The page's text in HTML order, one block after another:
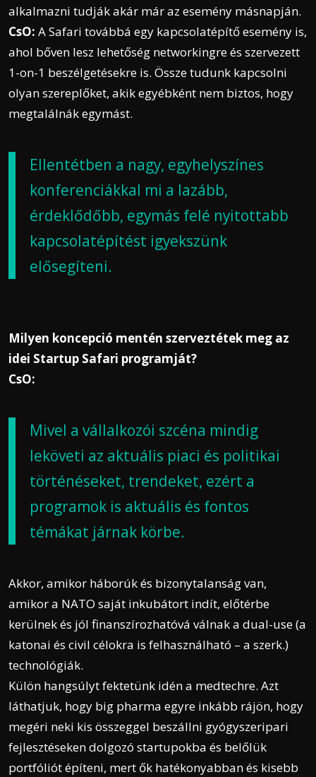
alkalmazni tudják akár már az esemény másnapján.
CsO: A Safari továbbá egy kapcsolatépítő esemény is,
ahol bőven lesz lehetőség networkingre és szervezett
1-on-1 beszélgetésekre is. Össze tudunk kapcsolni
olyan szereplőket, akik egyébként nem biztos, hogy
megtalálnák egymást.
Ellentétben a nagy, egyhelyszínes
konferenciákkal mi a lazább,
érdeklődőbb, egymás felé nyitottabb
kapcsolatépítést igyekszünk
elősegíteni.
Milyen koncepció mentén szerveztétek meg az
idei Startup Safari programját?
CsO:
Mivel a vállalkozói szcéna mindig
leköveti az aktuális piaci és politikai
történéseket, trendeket, ezért a
programok is aktuális és fontos
témákat járnak körbe.
Akkor, amikor háborúk és bizonytalanság van,
amikor a NATO saját inkubátort indít, előtérbe
kerülnek és jól finanszírozhatóvá válnak a dual-use (a
katonai és civil célokra is felhasználható – a szerk.)
technológiák.
Külön hangsúlyt fektetünk idén a medtechre. Azt
láthatjuk, hogy big pharma egyre inkább rájön, hogy
megéri neki kis összeggel beszállni gyógyszeripari
fejlesztéseken dolgozó startupokba és belőlük
portfóliót építeni, mert ők hatékonyabban és kisebb